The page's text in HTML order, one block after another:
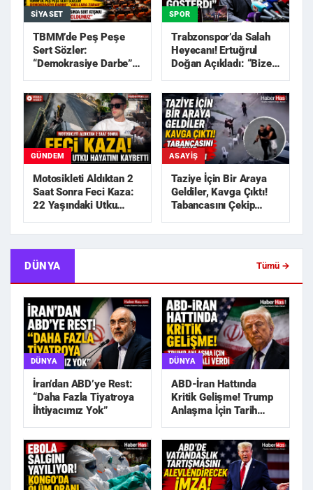
SIYASET
TBMM’de Peş Peşe
Sert Sözler:
“Demokrasiye Darbe”,
SPOR
Trabzonspor’da Salah
Heyecanı! Ertuğrul
Doğan Açıkladı: “Bize
GÜNDEM
Motosikleti Aldıktan 2
Saat Sonra Feci Kaza:
22 Yaşındaki Utku
ASAYIŞ
Taziye İçin Bir Araya
Geldiler, Kavga Çıktı!
Tabancasını Çekip
DÜNYA Tümü →
DÜNYA
İran’dan ABD’ye Rest:
“Daha Fazla Tiyatroya
İhtiyacımız Yok”
DÜNYA
ABD-İran Hattında
Kritik Gelişme! Trump
Anlaşma İçin Tarih